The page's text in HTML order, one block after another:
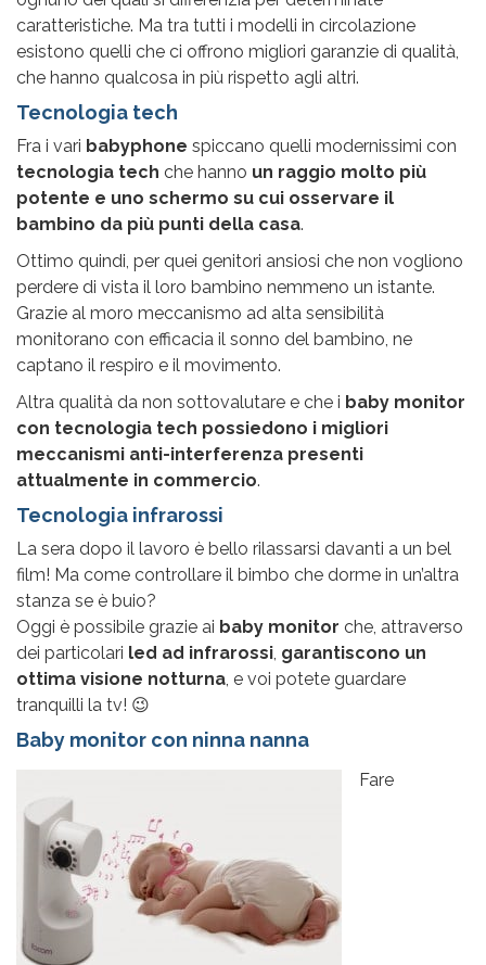
caratteristiche. Ma tra tutti i modelli in circolazione
esistono quelli che ci offrono migliori garanzie di qualità,
che hanno qualcosa in più rispetto agli altri.
Tecnologia tech
Fra i vari babyphone spiccano quelli modernissimi con
tecnologia tech che hanno un raggio molto più
potente e uno schermo su cui osservare il
bambino da più punti della casa.
Ottimo quindi, per quei genitori ansiosi che non vogliono
perdere di vista il loro bambino nemmeno un istante.
Grazie al moro meccanismo ad alta sensibilità
monitorano con efficacia il sonno del bambino, ne
captano il respiro e il movimento.
Altra qualità da non sottovalutare e che i baby monitor
con tecnologia tech possiedono i migliori
meccanismi anti-interferenza presenti
attualmente in commercio.
Tecnologia infrarossi
La sera dopo il lavoro è bello rilassarsi davanti a un bel
film! Ma come controllare il bimbo che dorme in un’altra
stanza se è buio?
Oggi è possibile grazie ai baby monitor che, attraverso
dei particolari led ad infrarossi garantiscono un
ottima visione notturna , e voi potete guardare
tranquilli la tv! 😉
Baby monitor con ninna nanna
Fare